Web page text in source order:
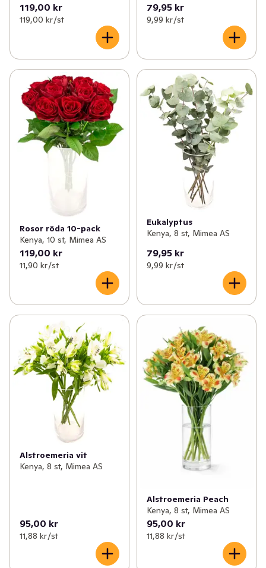
119,00 kr
119,00 kr /st
79,95 kr
9,99 kr /st
Rosor röda 10-pack
Kenya, 10 st, Mimea AS
119,00 kr
11,90 kr /st
Eukalyptus
Kenya, 8 st, Mimea AS
79,95 kr
9,99 kr /st
Alstroemeria vit
Kenya, 8 st, Mimea AS
95,00 kr
11,88 kr /st
Alstroemeria Peach
Kenya, 8 st, Mimea AS
95,00 kr
11,88 kr /st